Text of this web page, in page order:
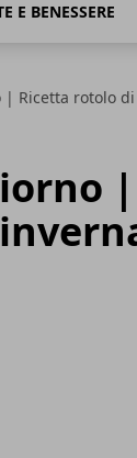
E BENESSERE
| Ricetta rotolo